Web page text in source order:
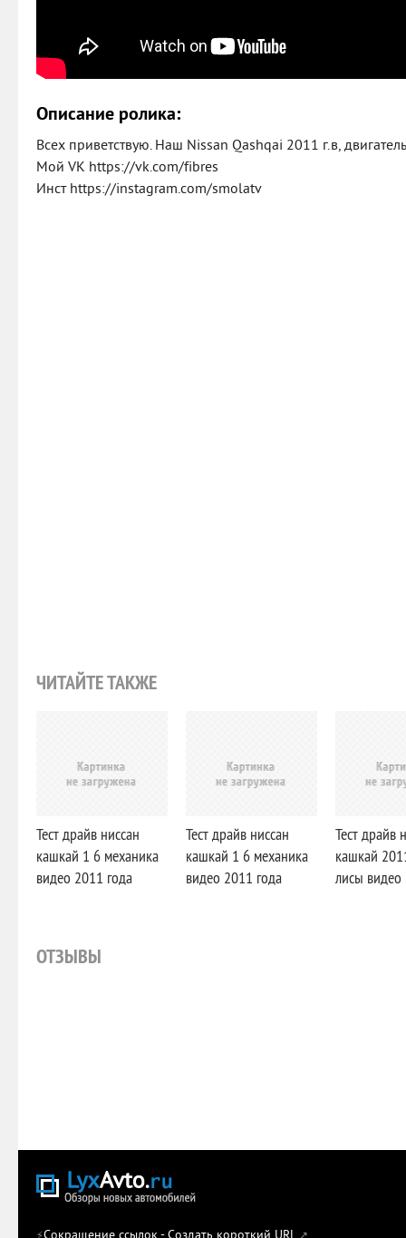
Описание ролика:
Всех приветствую. Наш Nissan Qashqai 2011 г.в,
Мой VK https://vk.com/fibres
Инст https://instagram.com/smolatv
ЧИТАЙТЕ ТАКЖЕ
Тест драйв ниссан
кашкай 1 6 механика
видео 2011 года
Тест драйв ниссан
кашкай 1 6 механика
видео 2011 года
Тест драйв
кашкай
лисы видео
ОТЗЫВЫ